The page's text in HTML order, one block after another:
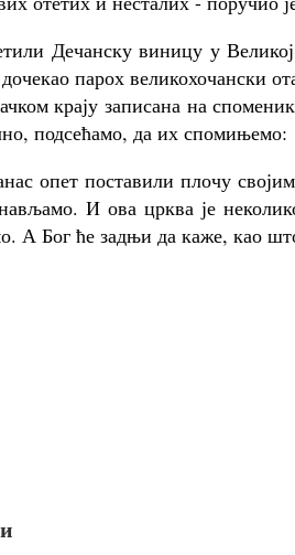
Дечанску виницу у
парох великохочански
крају записана на
подсећамо, да их спомињемо:
опет поставили плочу
И ова црква је
А Бог ће задњи да каже, као